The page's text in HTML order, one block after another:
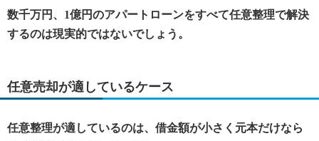
数千万円、1億円のアパートローンをすべて任意整理で解決
するのは現実的ではないでしょう。
任意売却が適しているケース
任意整理が適しているのは、借金額が小さく元本だけなら